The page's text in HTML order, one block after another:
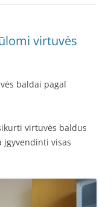
virtuvės
baldai pagal
virtuvės baldus
įgyvendinti visas